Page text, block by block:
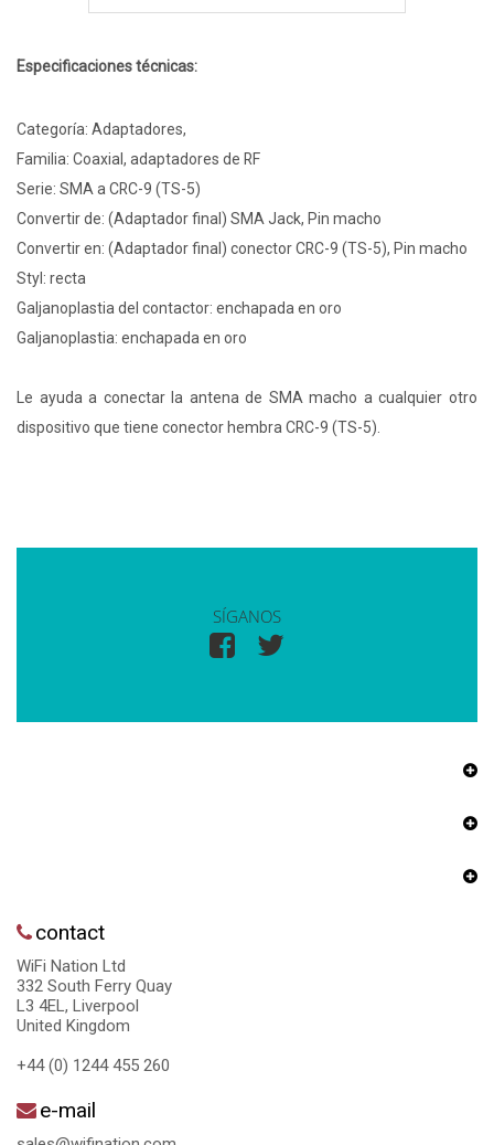
Especificaciones técnicas:
Categoría: Adaptadores,
Familia: Coaxial, adaptadores de RF
Serie: SMA a CRC-9 (TS-5)
Convertir de: (Adaptador final) SMA Jack, Pin macho
Convertir en: (Adaptador final) conector CRC-9 (TS-5), Pin macho
Styl: recta
Galjanoplastia del contactor: enchapada en oro
Galjanoplastia: enchapada en oro
Le ayuda a conectar la antena de SMA macho a cualquier otro
dispositivo que tiene conector hembra CRC-9 (TS-5).
SÍGANOS
contact
WiFi Nation Ltd
332 South Ferry Quay
L3 4EL, Liverpool
United Kingdom
+44 (0) 1244 455 260
e-mail